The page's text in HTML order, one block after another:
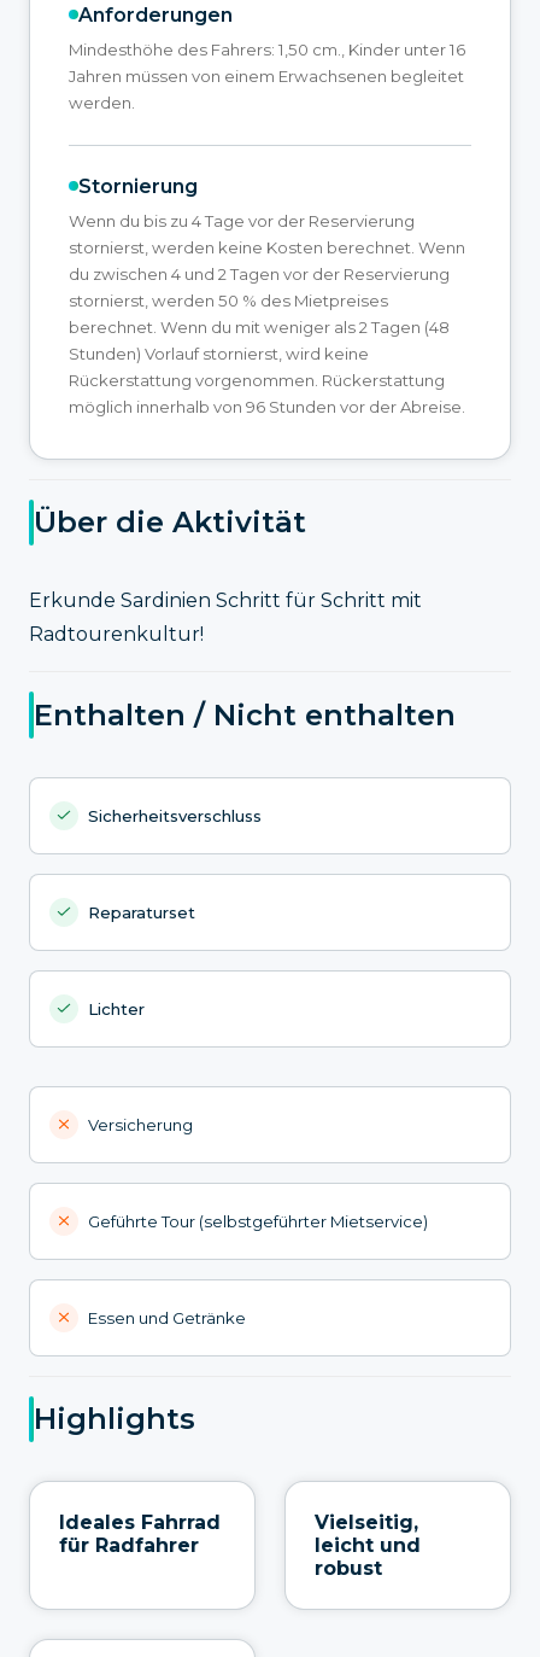
Anforderungen
Mindesthöhe des Fahrers: 1,50 cm., Kinder unter 16
Jahren müssen von einem Erwachsenen begleitet
werden.
Stornierung
Wenn du bis zu 4 Tage vor der Reservierung
stornierst, werden keine Kosten berechnet. Wenn
du zwischen 4 und 2 Tagen vor der Reservierung
stornierst, werden 50 % des Mietpreises
berechnet. Wenn du mit weniger als 2 Tagen (48
Stunden) Vorlauf stornierst, wird keine
Rückerstattung vorgenommen. Rückerstattung
möglich innerhalb von 96 Stunden vor der Abreise.
Über die Aktivität
Erkunde Sardinien Schritt für Schritt mit
Radtourenkultur!
Enthalten / Nicht enthalten
Sicherheitsverschluss
Reparaturset
Lichter
Versicherung
Geführte Tour (selbstgeführter Mietservice)
Essen und Getränke
Highlights
Ideales Fahrrad
für Radfahrer
Vielseitig,
leicht und
robust